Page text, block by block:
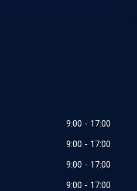
9:00 - 17:00
9:00 - 17:00
9:00 - 17:00
9:00 - 17:00